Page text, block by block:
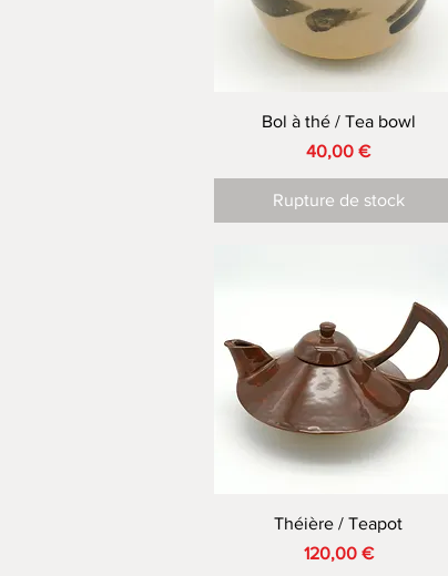
Aperçu rapide
Bol à thé / Tea bowl
Prix
40,00 €
Rupture de stock
Aperçu rapide
Théière / Teapot
Prix
120,00 €